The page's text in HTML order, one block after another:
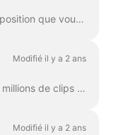
Un filtre de couleur est une superposition que vous pouvez ajouter à vos vidéos. Il est utile lorsque vous souhaitez donner à votre vidéo un aspect de marque cohérent et...
Modifié il y a 2 ans
Wave.video propose plus de 300 millions de clips vidéo et d'images, mais il existe également un certain nombre de fonctionnalités que nos utilisateurs et notre...
Modifié il y a 2 ans